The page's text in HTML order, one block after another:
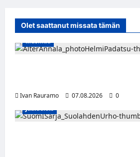
Olet saattanut missata tämän
Musiikki
Ivan Rauramo 07.08.2026
0
Jääkiekko